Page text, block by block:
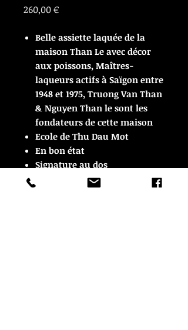
260,00 €Prix
Belle assiette laquée de la
maison Than Le avec décor
aux poissons, Maîtres-
laqueurs actifs à Saïgon entre
1948 et 1975, Truong Van Than
& Nguyen Than le sont les
fondateurs de cette maison
Ecole de Thu Dau Mot
En bon état
Signature au dos
21 cm de diamètre x 3 cm de